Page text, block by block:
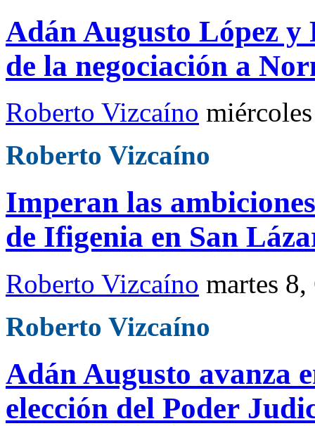
Adán Augusto López y
de la negociación a
Roberto Vizcaíno
Roberto Vizcaíno
Imperan las
de Ifigenia en San
Roberto Vizcaíno martes
Roberto Vizcaíno
Adán Augusto avanza
elección del Poder